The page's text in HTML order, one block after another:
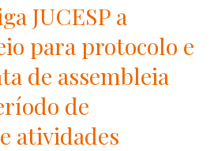
JUCESP a
para protocolo e
de assembleia
de
atividades